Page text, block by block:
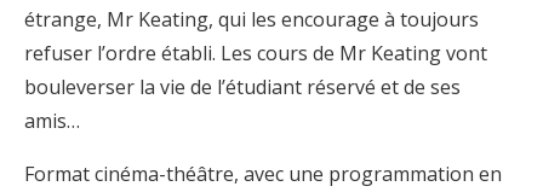
étrange, Mr Keating, qui les encourage à toujours
refuser l’ordre établi. Les cours de Mr Keating vont
bouleverser la vie de l’étudiant réservé et de ses
amis…
Format cinéma-théâtre, avec une programmation en